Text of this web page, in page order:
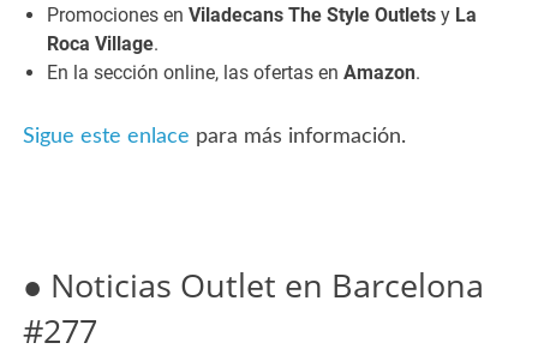
Promociones enViladecans The Style Outlets y La
Roca Village.
En la sección online, las ofertas enAmazon.
Sigue este enlace para más información.
● Noticias Outlet en Barcelona
#277